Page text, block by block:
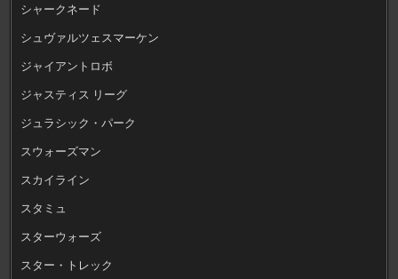
シャークネード
シュヴァルツェスマーケン
ジャイアントロボ
ジャスティス リーグ
ジュラシック・パーク
スウォーズマン
スカイライン
スタミュ
スターウォーズ
スター・トレック